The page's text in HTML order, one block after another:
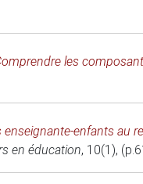
les
enfants au
en éducation, 10(1),